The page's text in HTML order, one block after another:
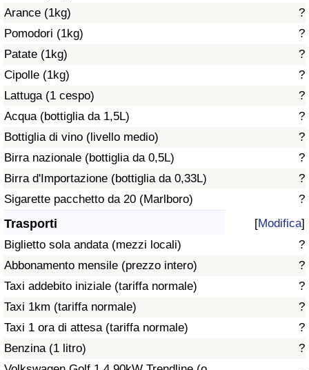
Arance (1kg)
?
Pomodori (1kg)
?
Patate (1kg)
?
Cipolle (1kg)
?
Lattuga (1 cespo)
?
Acqua (bottiglia da 1,5L)
?
Bottiglia di vino (livello medio)
?
Birra nazionale (bottiglia da 0,5L)
?
Birra d'Importazione (bottiglia da 0,33L)
?
Sigarette pacchetto da 20 (Marlboro)
?
Trasporti [Modifica]
Biglietto sola andata (mezzi locali)
?
Abbonamento mensile (prezzo intero)
?
Taxi addebito iniziale (tariffa normale)
?
Taxi 1km (tariffa normale)
?
Taxi 1 ora di attesa (tariffa normale)
?
Benzina (1 litro)
?
Indice dell’Inquinamento (Corrente)
Indice di inquinamento
Indice dell’Inquinamento per Nazione
Traffico
Indice del Traffico
Indice del traffico (Corrente)
Indice del traffico per Nazione